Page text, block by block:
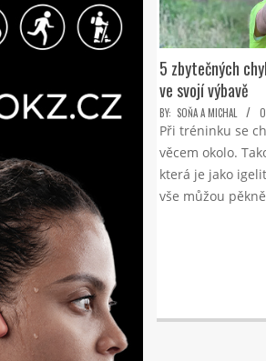
5 zbytečných
ve svojí výbavě
2022-
05-
18
BY: SOŇA A MICHAL
Při tréninku se
věcem okolo.
která je jako
vše můžou